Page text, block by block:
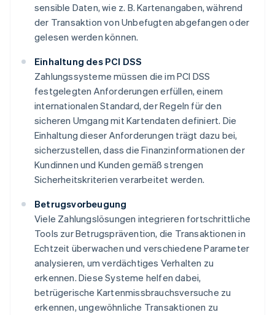
sensible Daten, wie z. B. Kartenangaben, während
der Transaktion von Unbefugten abgefangen oder
gelesen werden können.
Einhaltung des PCI DSS
Zahlungssysteme müssen die im PCI DSS
festgelegten Anforderungen erfüllen, einem
internationalen Standard, der Regeln für den
sicheren Umgang mit Kartendaten definiert. Die
Einhaltung dieser Anforderungen trägt dazu bei,
sicherzustellen, dass die Finanzinformationen der
Kundinnen und Kunden gemäß strengen
Sicherheitskriterien verarbeitet werden.
Betrugsvorbeugung
Viele Zahlungslösungen integrieren fortschrittliche
Tools zur Betrugsprävention, die Transaktionen in
Echtzeit überwachen und verschiedene Parameter
analysieren, um verdächtiges Verhalten zu
erkennen. Diese Systeme helfen dabei,
betrügerische Kartenmissbrauchsversuche zu
erkennen, ungewöhnliche Transaktionen zu